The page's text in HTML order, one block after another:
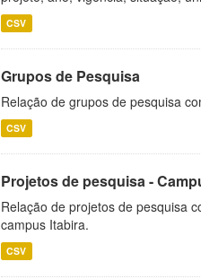
CSV
Grupos de Pesquisa
Relação de grupos de pesquisa
CSV
Projetos de pesquisa -
Relação de projetos de pesquisa
campus Itabira.
CSV